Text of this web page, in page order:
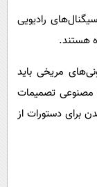
رادیویی
مریخی باید
مصنوعی تصمیمات
برای دستورات از